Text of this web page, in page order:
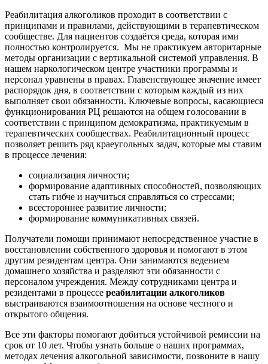
Реабилитация алкоголиков проходит в соответствии с
принципами и правилами, действующими в терапевтическом
сообществе. Для пациентов создаётся среда, которая ими
полностью контролируется. Мы не практикуем авторитарные
методы организации с вертикальной системой управления. В
нашем наркологическом центре участники программы и
персонал уравнены в правах. Главенствующее значение имеет
распорядок дня, в соответствии с которым каждый из них
выполняет свои обязанности. Ключевые вопросы, касающиеся
функционирования РЦ решаются на общем голосовании в
соответствии с принципом демократизма, практикуемым в
терапевтических сообществах. Реабилитационный процесс
позволяет решить ряд краеугольных задач, которые мы ставим
в процессе лечения:
социализация личности;
формирование адаптивных способностей, позволяющих
стать гибче и научиться справляться со стрессами;
всестороннее развитие личности;
формирование коммуникативных связей.
Получатели помощи принимают непосредственное участие в
восстановлении собственного здоровья и помогают в этом
другим резидентам центра. Они занимаются ведением
домашнего хозяйства и разделяют эти обязанности с
персоналом учреждения. Между сотрудниками центра и
резидентами в процессе реабилитации алкоголиков
выстраиваются взаимоотношения на основе честного и
открытого общения.
Все эти факторы помогают добиться устойчивой ремиссии на
срок от 10 лет. Чтобы узнать больше о наших программах,
методах лечения алкогольной зависимости, позвоните в нашу